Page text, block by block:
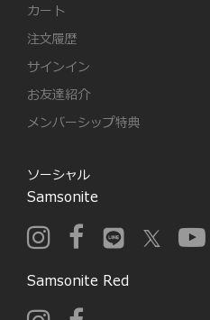
カート
注文履歴
サインイン
お友達紹介
メンバーシップ特典
ソーシャル
Samsonite
Samsonite Red